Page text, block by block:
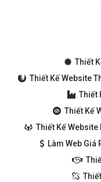
Thiết
Thiết Kế Website
Thiết
Thiết Kế
Thiết Kế Website
Làm Web Giá